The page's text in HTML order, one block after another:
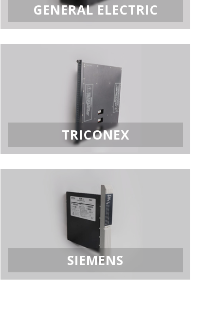
GENERAL ELECTRIC
TRICONEX
SIEMENS